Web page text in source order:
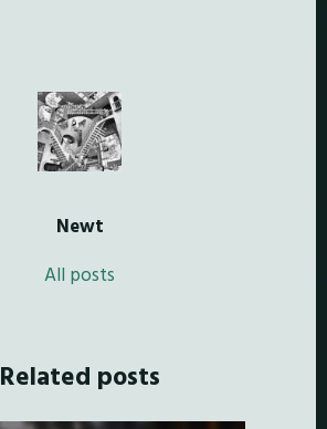
Newt
All posts
Related posts